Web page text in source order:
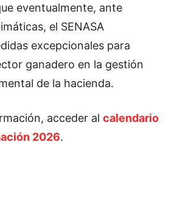
eventualmente, ante
el SENASA
excepcionales para
ganadero en la gestión
de la hacienda.
acceder al calendario
2026.